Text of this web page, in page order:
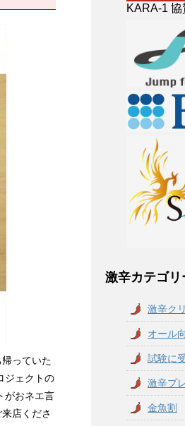
っていた
ジェクトの
がおネエ言
店くださ
KARA-1 協
激辛カテゴリ
激辛ク
オール
試験に
激辛プ
金魚割